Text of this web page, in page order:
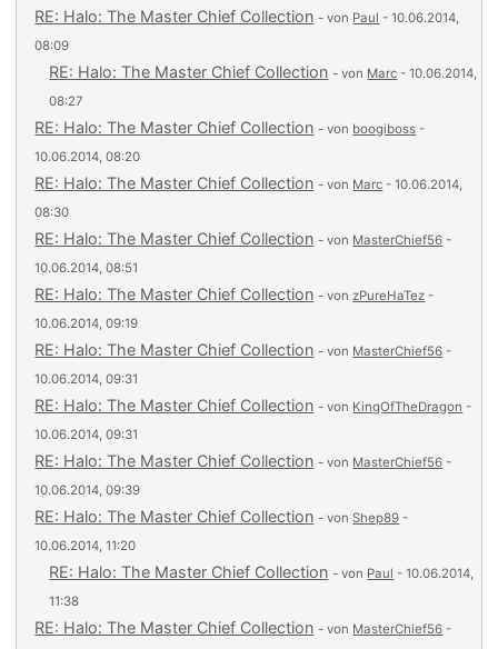
RE: Halo: The Master Chief Collection - von Paul - 10.06.2014,
08:09
RE: Halo: The Master Chief Collection - von Marc - 10.06.2014,
08:27
RE: Halo: The Master Chief Collection - von boogiboss -
10.06.2014, 08:20
RE: Halo: The Master Chief Collection - von Marc - 10.06.2014,
08:30
RE: Halo: The Master Chief Collection - von MasterChief56 -
10.06.2014, 08:51
RE: Halo: The Master Chief Collection - vonzPureHaTez -
10.06.2014, 09:19
RE: Halo: The Master Chief Collection - von MasterChief56 -
10.06.2014, 09:31
RE: Halo: The Master Chief Collection - von KingOfTheDragon -
10.06.2014, 09:31
RE: Halo: The Master Chief Collection - von MasterChief56 -
10.06.2014, 09:39
RE: Halo: The Master Chief Collection - vonShep89 -
10.06.2014, 11:20
RE: Halo: The Master Chief Collection - von Paul - 10.06.2014,
11:38
RE: Halo: The Master Chief Collection - von MasterChief56 -